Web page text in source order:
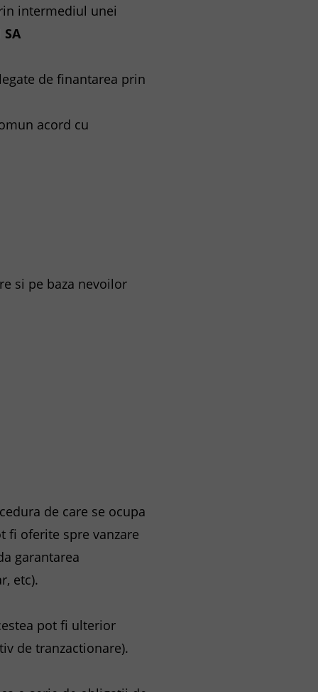
intermediul unei
SA
de finantarea prin
acord cu
si pe baza nevoilor
de care se ocupa
fi oferite spre vanzare
garantarea
etc).
pot fi ulterior
de tranzactionare).